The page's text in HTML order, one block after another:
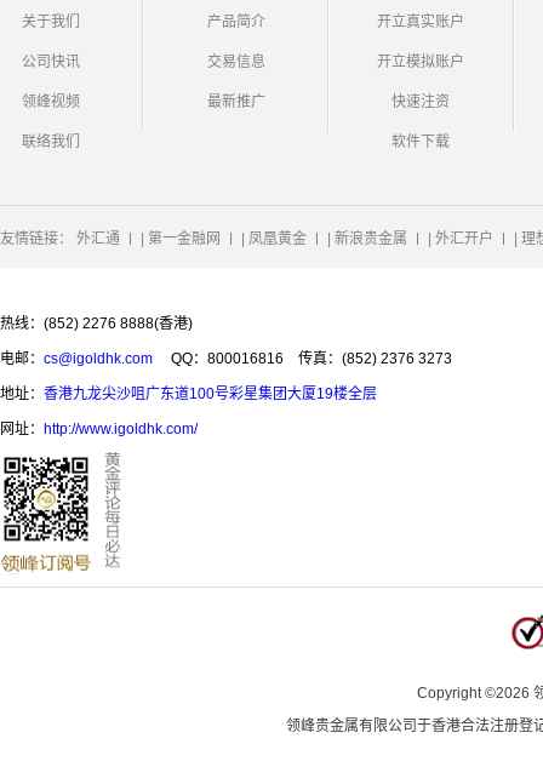
关于我们
公司快讯
领峰视频
联络我们
产品简介
交易信息
最新推广
开立真实账户
开立模拟账户
快速注资
软件下载
友情链接： 外汇通 第一金融网 凤凰黄金 新浪贵金属 外汇开户 理
热线：(852) 2276 8888(香港)
电邮： cs@igoldhk.com QQ：800016816 传真：(852) 2376 3273
地址： 香港九龙尖沙咀广东道100号彩星集团大厦19楼全层
网址： http://www.igoldhk.com/
Copyright©2026
领峰贵金属有限公司于香港合法注册登